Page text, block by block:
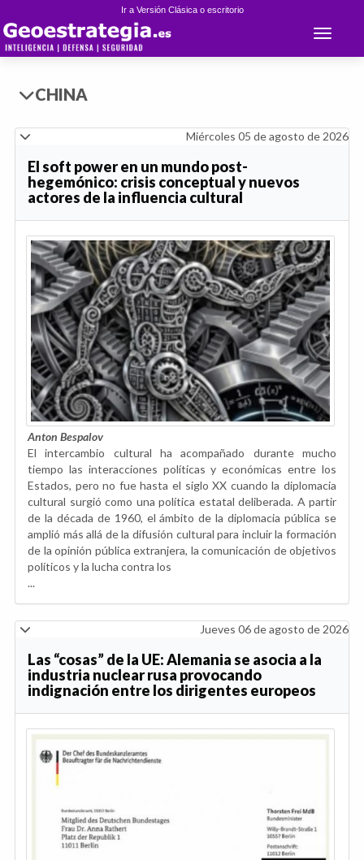
Ir a Versión Clásica o escritorio
Toggle
CHINA
Miércoles 05 de agosto de 2026
El soft power en un mundo post-
hegemónico: crisis conceptual y nuevos
actores de la influencia cultural
Anton Bespalov
El intercambio cultural ha acompañado durante mucho
tiempo las interacciones políticas y económicas entre los
Estados, pero no fue hasta el siglo XX cuando la diplomacia
cultural surgió como una política estatal deliberada. A partir
de la década de 1960, el ámbito de la diplomacia pública se
amplió más allá de la difusión cultural para incluir la formación
de la opinión pública extranjera, la comunicación de objetivos
políticos y la lucha contra los
...
Jueves 06 de agosto de 2026
Las “cosas” de la UE: Alemania se asocia a la
industria nuclear rusa provocando
indignación entre los dirigentes europeos